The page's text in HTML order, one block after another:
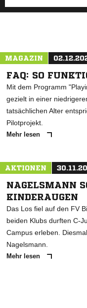
MAGAZIN
FAQ: SO
Mit dem Programm
gezielt in einer
tatsächlichen Alter
Pilotprojekt.
Mehr lesen
AKTIONEN
NAGELSMANN
KINDERAUGEN
Das Los fiel auf den FV
beiden Klubs durften C-
Campus erleben.
Nagelsmann.
Mehr lesen